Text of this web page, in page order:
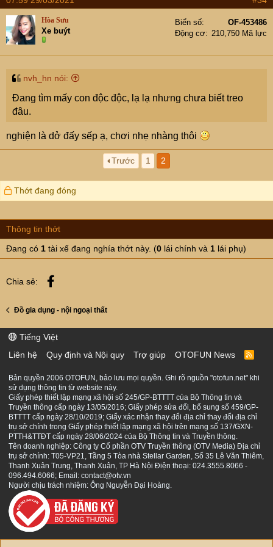
Hòa Sưu
Xe buýt
Biển số
OF-453486
Động cơ
210,750 Mã lực
nvh_hn nói:
Đang tìm mấy con độc độc, lạ lạ nhưng chưa biết treo
đâu.
nghiện là dở đấy sếp ạ, chơi nhẹ nhàng thôi
Trước 1 2
Thớt đang đóng
Thông tin thớt
Đang có 1 tài xế đang nghía thớt này. (0 lái chính và 1 lái phụ)
Chia sẻ:
Đồ gia dụng - nội ngoại thất
Tiếng Việt
Liên hệ
Quy định và Nội quy Trợ giúp OTOFUN News
R
S
Bản quyền 2006 OTOFUN, bảo lưu mọi quyền. Ghi rõ nguồn "otofun.net" khi
sử dụng thông tin từ website này.
Giấy phép thiết lập mạng xã hội số 245/GP-BTTTT của Bộ Thông tin và
Truyền thông cấp ngày 13/05/2016; Giấy phép sửa đổi, bổ sung số 459/GP-
BTTTT cấp ngày 28/10/2019; Giấy xác nhận thay đổi địa chỉ thay đổi địa chỉ
trụ sở chính trong Giấy phép thiết lập mạng xã hội trên mạng số 137/GXN-
PTTH&TTĐT cấp ngày 28/06/2024 của Bộ Thông tin và Truyền thông.
Tên doanh nghiệp: Công ty Cổ phần OTV Truyền thông (OTV Media) Địa chỉ
trụ sở chính: T05-VP21, Tầng 5 Tòa nhà Stellar Garden, Số 35 Lê Văn Thiêm,
Thanh Xuân Trung, Thanh Xuân, TP Hà Nội Điện thoại: 024.3555.8066 -
096.494.6066; Email: contact@otv.vn
Người chịu trách nhiệm: Ông Nguyễn Đại Hoàng.